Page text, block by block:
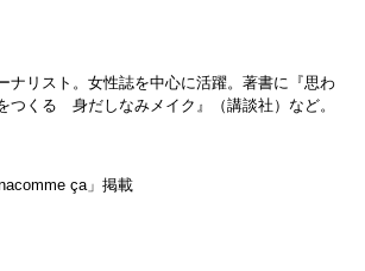
ナリスト。女性誌を中心に活躍。著書に『思わ
つくる 身だしなみメイク』（講談社）など。
ça」掲載